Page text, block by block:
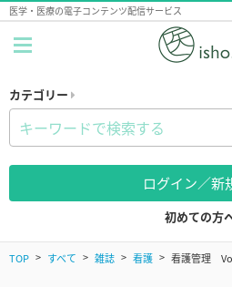
医学・医療の電子コンテンツ配信サービス
カテゴリー
ログイン／新
初めての方
TOP すべて 雑誌 看護 看護管理